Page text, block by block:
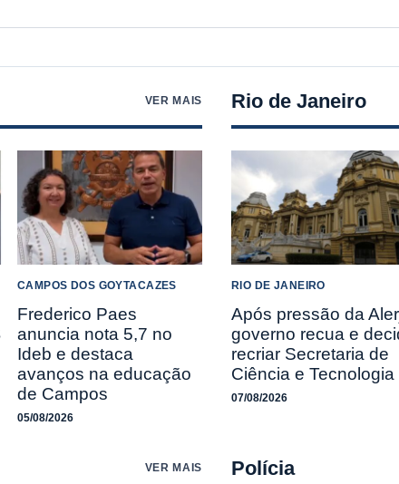
VER MAIS
CAMPOS DOS GOYTACAZES
Frederico Paes
anuncia nota 5,7 no
Ideb e destaca
avanços na educação
de Campos
05/08/2026
Rio de Janeiro
RIO DE JANEIRO
Após pressão da
governo recua e
recriar Secretaria de
Ciência e Tecnologia
07/08/2026
VER MAIS Polícia